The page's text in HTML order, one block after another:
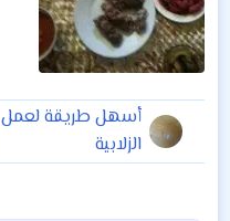
أسهل طريقة لعمل
الزلابية